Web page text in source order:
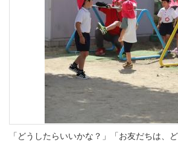
「どうしたらいいかな？」「お友だちは、